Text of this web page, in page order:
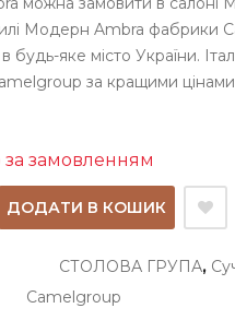
Модерн Ambra фабрики
будь-яке місто України.
за кращими
замовленням
ДОДАТИ В КОШИК
СТОЛОВА ГРУПА,
Camelgroup